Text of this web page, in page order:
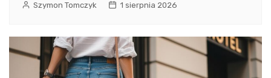
Szymon Tomczyk 1 sierpnia 2026